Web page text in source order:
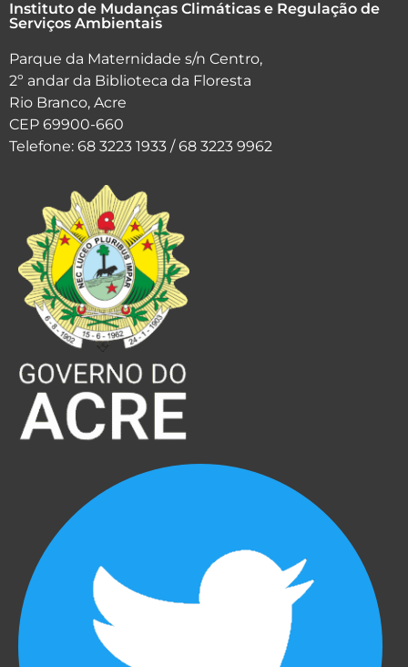
Instituto de Mudanças Climáticas e Regulação de
Serviços Ambientais
Parque da Maternidade s/n Centro,
2º andar da Biblioteca da Floresta
Rio Branco, Acre
CEP 69900-660
Telefone: 68 3223 1933 / 68 3223 9962